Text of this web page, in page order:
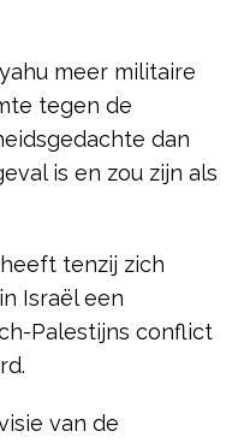
meer militaire
tegen de
dan
is en zou zijn als
tenzij zich
Israël een
Palestijns conflict
van de